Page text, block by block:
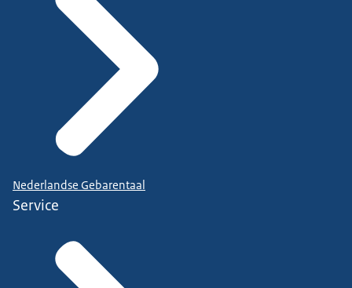
Nederlandse Gebarentaal
Service